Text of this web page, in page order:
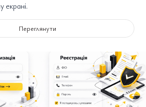
екрані.
Переглянути